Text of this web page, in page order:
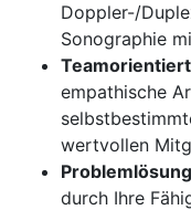
Doppler-/
Sonographie
empathische
wertvollen
durch Ihre